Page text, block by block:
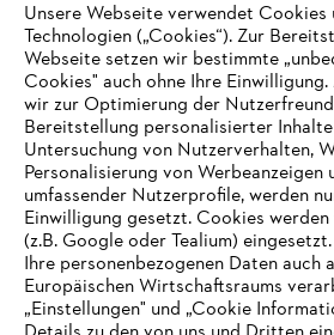
Unsere Webseite verwendet Cookies
Technologien („Cookies“). Zur
Webseite setzen wir bestimmte
Cookies" auch ohne Ihre
wir zur Optimierung der
Bereitstellung personalisierter
Untersuchung von Nutzerverhalten,
Personalisierung von Werbeanzeigen
umfassender Nutzerprofile, werden
Einwilligung gesetzt. Cookies
(z.B. Google oder Tealium)
Ihre personenbezogenen Daten auch
Europäischen Wirtschaftsraums
„Einstellungen" und „Cookie